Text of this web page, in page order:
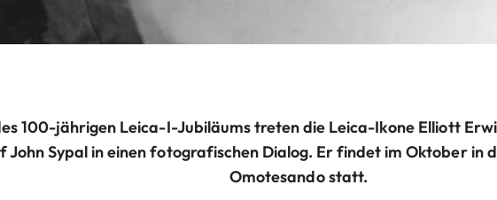
100-jährigen Leica-I-Jubiläums treten die Leica-Ikone Elliott
John Sypal in einen fotografischen Dialog. Er findet im Oktober in
Omotesando statt.